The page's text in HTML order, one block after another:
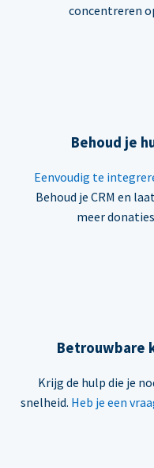
concentreren
Behoud je
Eenvoudig te
Behoud je CRM en
meer
Betrouwbare
Krijg de hulp die je
snelheid. Heb je een